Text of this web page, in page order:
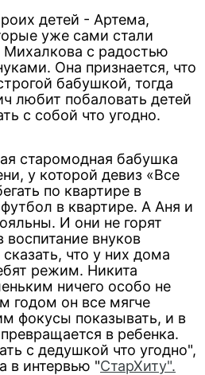
детей - Артема,
уже сами стали
Михалкова с радостью
Она признается, что
бабушкой, тогда
любит побаловать детей
с собой что угодно.
старомодная бабушка
у которой девиз «Все
по квартире в
в квартире. А Аня и
И они не горят
внуков
что у них дома
режим. Никита
ничего особо не
годом он все мягче
фокусы показывать, и в
в ребенка.
с дедушкой что угодно",
в интервью "СтарХиту".